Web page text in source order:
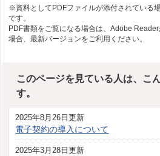
※資料としてPDFファイルが添付されている
です。
PDF書類をご覧になる場合は、Adobe
場合、最新バージョンをご利用ください。
このページを見ている人は、こ
す。
2025年8月26日更新
電子契約の導入について
2025年3月28日更新